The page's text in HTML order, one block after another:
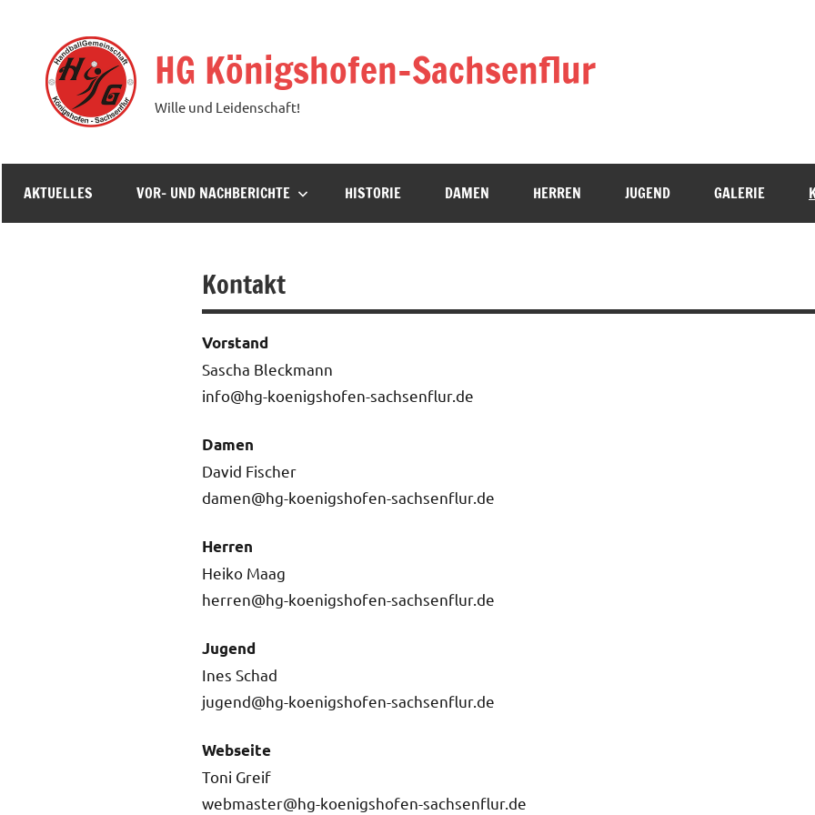
springen
HG Königshofen-Sachsenflur
Wille und Leidenschaft!
AKTUELLES VOR- UND NACHBERICHTE HISTORIE DAMEN HERREN JUGEND GALERIE
Kontakt
Vorstand
Sascha Bleckmann
@
Damen
David Fischer
@
Herren
Heiko Maag
@
Jugend
Ines Schad
@
Webseite
Toni Greif
@